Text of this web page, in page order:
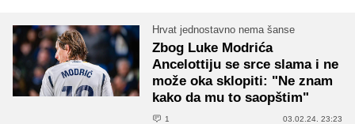
Hrvat jednostavno nema šanse
Zbog Luke Modrića
Ancelottiju se srce slama i ne
može oka sklopiti: "Ne znam
kako da mu to saopštim"
1 03.02.24. 23:23